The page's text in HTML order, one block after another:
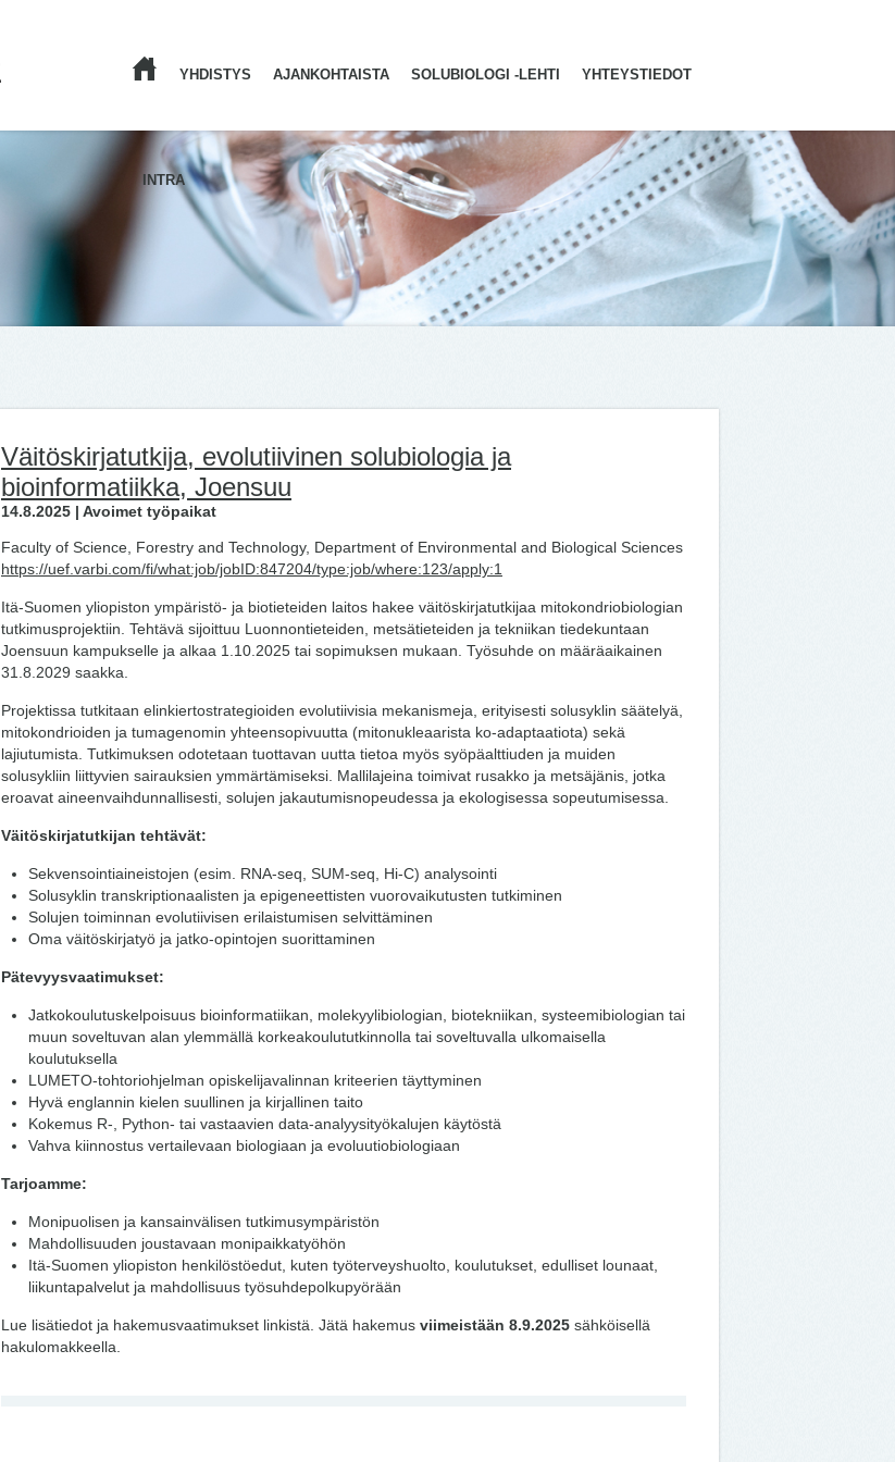
YHDISTYS AJANKOHTAISTA SOLUBIOLOGI -LEHTI YHTEYSTIEDOT
INTRA
Väitöskirjatutkija, evolutiivinen solubiologia ja
bioinformatiikka, Joensuu
14.8.2025 | Avoimet työpaikat
Faculty of Science, Forestry and Technology, Department of Environmental and Biological Sciences
https://uef.varbi.com/fi/what:job/jobID:847204/type:job/where:123/apply:1
Itä-Suomen yliopiston ympäristö- ja biotieteiden laitos hakee väitöskirjatutkijaa mitokondriobiologian
tutkimusprojektiin. Tehtävä sijoittuu Luonnontieteiden, metsätieteiden ja tekniikan tiedekuntaan
Joensuun kampukselle ja alkaa 1.10.2025 tai sopimuksen mukaan. Työsuhde on määräaikainen
31.8.2029 saakka.
Projektissa tutkitaan elinkiertostrategioiden evolutiivisia mekanismeja, erityisesti solusyklin säätelyä,
mitokondrioiden ja tumagenomin yhteensopivuutta (mitonukleaarista ko-adaptaatiota) sekä
lajiutumista. Tutkimuksen odotetaan tuottavan uutta tietoa myös syöpäalttiuden ja muiden
solusykliin liittyvien sairauksien ymmärtämiseksi. Mallilajeina toimivat rusakko ja metsäjänis, jotka
eroavat aineenvaihdunnallisesti, solujen jakautumisnopeudessa ja ekologisessa sopeutumisessa.
Väitöskirjatutkijan tehtävät:
Sekvensointiaineistojen (esim. RNA-seq, SUM-seq, Hi-C) analysointi
Solusyklin transkriptionaalisten ja epigeneettisten vuorovaikutusten tutkiminen
Solujen toiminnan evolutiivisen erilaistumisen selvittäminen
Oma väitöskirjatyö ja jatko-opintojen suorittaminen
Pätevyysvaatimukset:
Jatkokoulutuskelpoisuus bioinformatiikan, molekyylibiologian, biotekniikan, systeemibiologian tai
muun soveltuvan alan ylemmällä korkeakoulututkinnolla tai soveltuvalla ulkomaisella
koulutuksella
LUMETO-tohtoriohjelman opiskelijavalinnan kriteerien täyttyminen
Hyvä englannin kielen suullinen ja kirjallinen taito
Kokemus R-, Python- tai vastaavien data-analyysityökalujen käytöstä
Vahva kiinnostus vertailevaan biologiaan ja evoluutiobiologiaan
Tarjoamme:
Monipuolisen ja kansainvälisen tutkimusympäristön
Mahdollisuuden joustavaan monipaikkatyöhön
Itä-Suomen yliopiston henkilöstöedut, kuten työterveyshuolto, koulutukset, edulliset lounaat,
liikuntapalvelut ja mahdollisuus työsuhdepolkupyörään
Lue lisätiedot ja hakemusvaatimukset linkistä. Jätä hakemus viimeistään 8.9.2025 sähköisellä
hakulomakkeella.